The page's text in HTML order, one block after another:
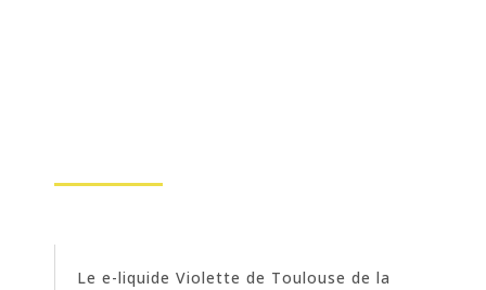
Le e-liquide Violette de Toulouse de la